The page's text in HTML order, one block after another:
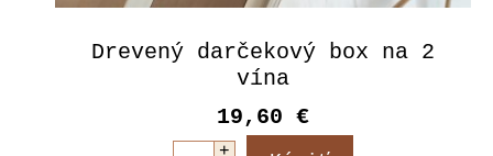
Drevený darčekový box na 2
vína
19,60 €